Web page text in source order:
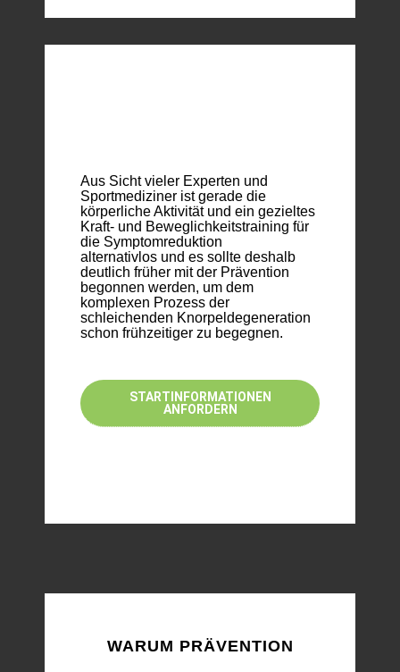
Aus Sicht vieler Experten und
Sportmediziner ist gerade die
körperliche Aktivität und ein gezieltes
Kraft- und Beweglichkeitstraining für
die Symptomreduktion
alternativlos und es sollte deshalb
deutlich früher mit der Prävention
begonnen werden, um dem
komplexen Prozess der
schleichenden Knorpeldegeneration
schon frühzeitiger zu begegnen.
STARTINFORMATIONEN
ANFORDERN
WARUM PRÄVENTION